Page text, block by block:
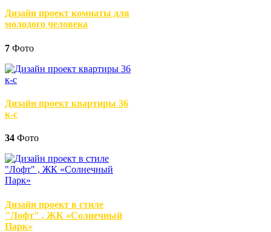
Дизайн проект комнаты для
молодого человека
7 Фото
Дизайн проект квартиры 36
к-с
34 Фото
Дизайн проект в стиле
"Лофт" , ЖК «Солнечный
Парк»